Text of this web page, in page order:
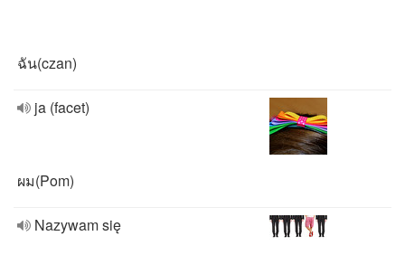
ฉัน​(czan)​
ja (facet)
ผม​(Pom)​
Nazywam się